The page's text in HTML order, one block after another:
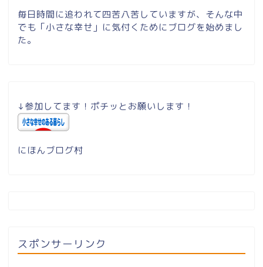
毎日時間に追われて四苦八苦していますが、そんな中
でも「小さな幸せ」に気付くためにブログを始めまし
た。
↓参加してます！ポチッとお願いします！
にほんブログ村
スポンサーリンク